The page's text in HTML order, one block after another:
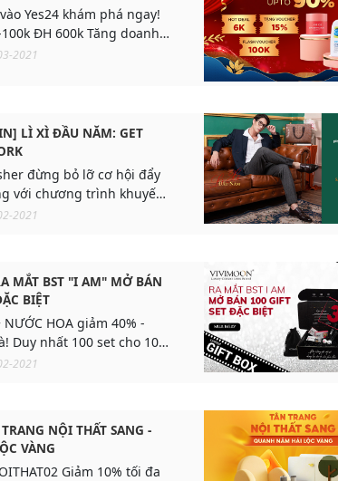
Yes24 khám phá ngay!
100k ĐH 600k Tăng doanh
ngay!
2021
LÌ XÌ ĐẦU NĂM: GET
đừng bỏ lỡ cơ hội đẩy
với chương trình khuyến
Shoes Vietnam
2021
MẮT BST "I AM" MỞ BÁN
BIỆT
NƯỚC HOA giảm 40% -
Duy nhất 100 set cho 100
tiên!
2021
NỘI THẤT SANG -
VÀNG
Giảm 10% tối đa